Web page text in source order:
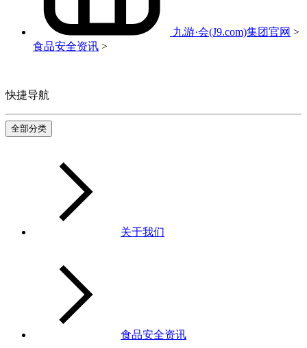
九游·会(J9.com)集团官网 >
食品安全资讯 >
快捷导航
全部分类
关于我们
食品安全资讯